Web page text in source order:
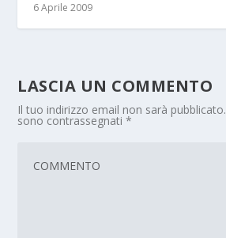
6 Aprile 2009
LASCIA UN COMMENTO
Il tuo indirizzo email non sarà pubblicato.
sono contrassegnati*